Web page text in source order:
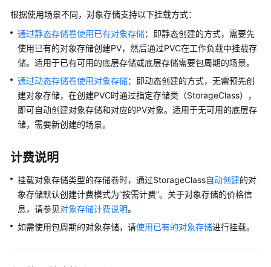
存
储
基
知
识
云
盘
存
储
（EVS）
件
根据使用场景不同，对象存储支持以下挂载方式：
通过静态存储卷使用已有对象存储：即静态创建的方式，需要先
使用已有的对象存储创建PV，然后通过PVC在工作负载中挂载存
储。适用于已有可用的底层存储或底层存储需要包周期的场景。
通过动态存储卷使用对象存储：即动态创建的方式，无需预先创
建对象存储，在创建PVC时通过指定存储类（StorageClass），
即可自动创建对象存储和对应的PV对象。适用于无可用的底层存
储，需要新创建的场景。
计费说明
挂载对象存储类型的存储卷时，通过StorageClass自动创建的对
象存储默认创建计费模式为“按需计费”。关于对象存储的价格信
息，请参见对象存储计费说明。
如需使用包周期的对象存储，请使用已有的对象存储进行挂载。